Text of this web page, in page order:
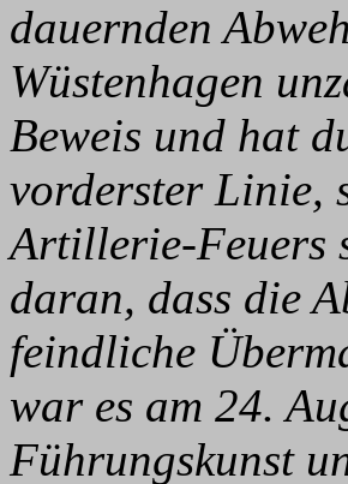
dauernden
Wüstenhagen
Beweis und hat
vorderster Linie,
Artillerie-Feuers
daran, dass die
feindliche
war es am 24.
Führungskunst